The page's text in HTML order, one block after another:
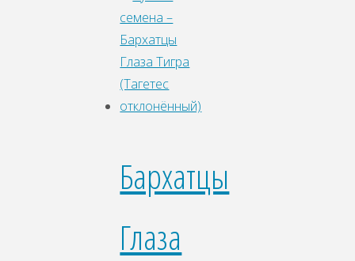
Бархатцы
Глаза